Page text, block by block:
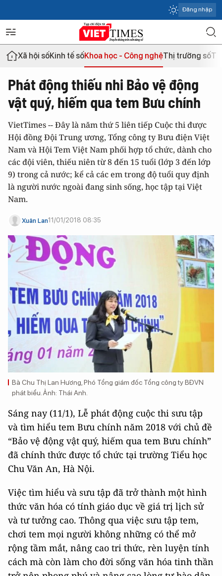
Đăng nhập
Xã hội sốKinh tế sốKhoa học - Công nghệThị trường số
Phát động thiếu nhi Bảo vệ động
vật quý, hiếm qua tem Bưu chính
VietTimes -- Đây là năm thứ 5 liên tiếp Cuộc thi được
Hội đồng Đội Trung ương, Tổng công ty Bưu điện Việt
Nam và Hội Tem Việt Nam phối hợp tổ chức, dành cho
các đội viên, thiếu niên từ 8 đến 15 tuổi (lớp 3 đến lớp
9) trong cả nước; kể cả các em trong độ tuổi quy định
là người nước ngoài đang sinh sống, học tập tại Việt
Nam.
Xuân Lan11/01/2018 08:35
Bà Chu Thị Lan Hương, Phó Tổng giám đốc Tổng công ty BĐVN
phát biểu. Ảnh: Thái Anh.
Sáng nay (11/1), Lễ phát động cuộc thi sưu tập
và tìm hiểu tem Bưu chính năm 2018 với chủ đề
“Bảo vệ động vật quý, hiếm qua tem Bưu chính”
đã chính thức được tổ chức tại trường Tiểu học
Chu Văn An, Hà Nội.
Việc tìm hiểu và sưu tập đã trở thành một hình
thức văn hóa có tính giáo dục về giá trị lịch sử
và tư tưởng cao. Thông qua việc sưu tập tem,
chơi tem mọi người không những có thể mở
rộng tầm mắt, nâng cao tri thức, rèn luyện tính
cách mà còn làm cho đời sống văn hóa tinh thần